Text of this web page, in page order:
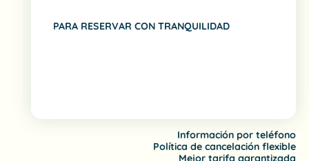
PARA RESERVAR CON TRANQUILIDAD
Información por teléfono
Política de cancelación flexible
Mejor tarifa garantizada